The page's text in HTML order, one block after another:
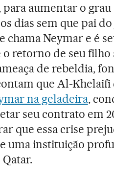
aumentar o
dias sem que pai
chama Neymar e é
o retorno de seu filho
de rebeldia,
que Al-Khelaifi
na geladeira,
seu contrato em
que essa crise
uma instituição